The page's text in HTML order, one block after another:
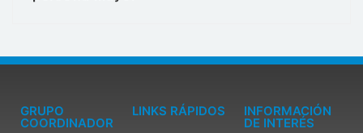
GRUPO
COORDINADOR
LINKS RÁPIDOS INFORMACIÓN
DE INTERÉS